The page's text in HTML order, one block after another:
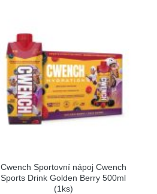
Cwench Sportovní nápoj Cwench
Sports Drink Golden Berry 500ml
(1ks)